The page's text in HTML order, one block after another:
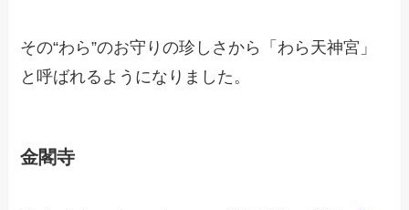
その“わら”のお守りの珍しさから「わら天神宮」
と呼ばれるようになりました。
金閣寺